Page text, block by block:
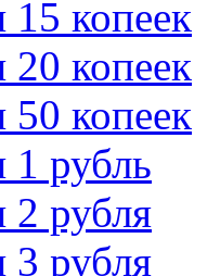
копеек
копеек
копеек
рубль
рубля
рубля